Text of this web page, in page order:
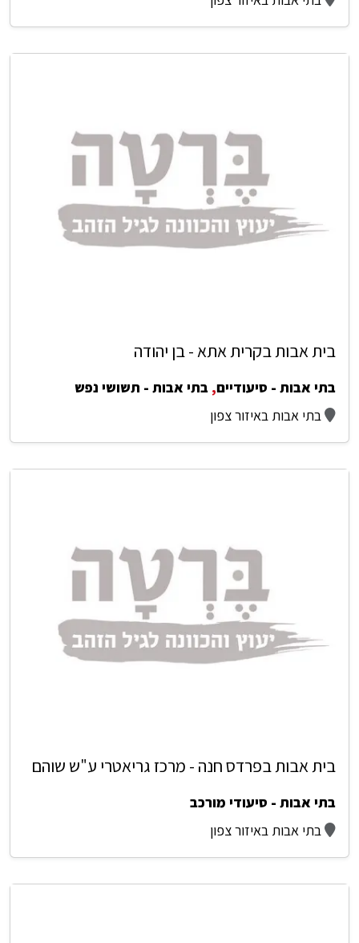
בית אבות בקרית אתא - בן יהודה
בתי אבות - סיעודיים, בתי אבות - תשושי נפש
בתי אבות באיזור צפון
בית אבות בפרדס חנה - מרכז גריאטרי ע"ש שוהם
בתי אבות - סיעודי מורכב
בתי אבות באיזור צפון